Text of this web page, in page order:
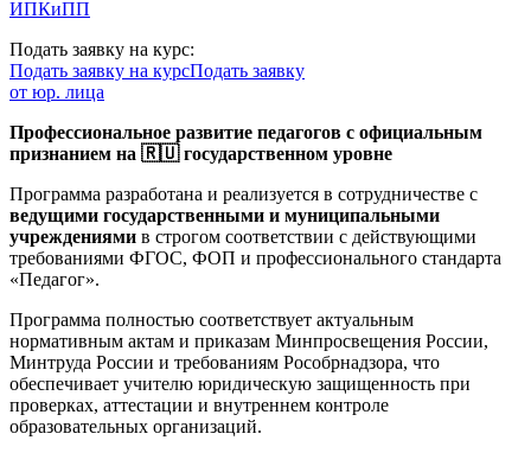
ИПКиПП
Подать заявку на курс:
Подать заявку на курсПодать заявку
от юр. лица
Профессиональное развитие педагогов с официальным
признанием на 🇷🇺 государственном уровне
Программа разработана и реализуется в сотрудничестве с
ведущими государственными и муниципальными
учреждениями в строгом соответствии с действующими
требованиями ФГОС, ФОП и профессионального стандарта
«Педагог».
Программа полностью соответствует актуальным
нормативным актам и приказам Минпросвещения России,
Минтруда России и требованиям Рособрнадзора, что
обеспечивает учителю юридическую защищенность при
проверках, аттестации и внутреннем контроле
образовательных организаций.